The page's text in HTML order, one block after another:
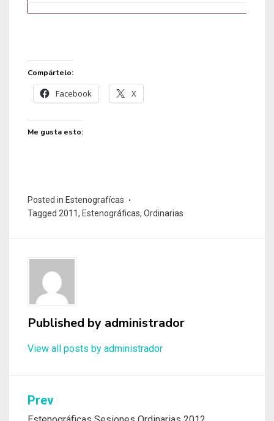
Compártelo:
Facebook X
Me gusta esto:
Posted in Estenografícas
Tagged 2011, Estenográficas, Ordinarias
Published by administrador
View all posts by administrador
Navegación
Prev